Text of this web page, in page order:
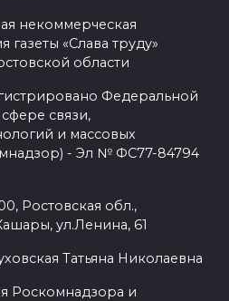
некоммерческая
газеты «Слава труду»
области
Федеральной
связи,
и массовых
- Эл № ФС77-84794
Ростовская обл.,
ул.Ленина, 61
Татьяна Николаевна
Роскомнадзора и